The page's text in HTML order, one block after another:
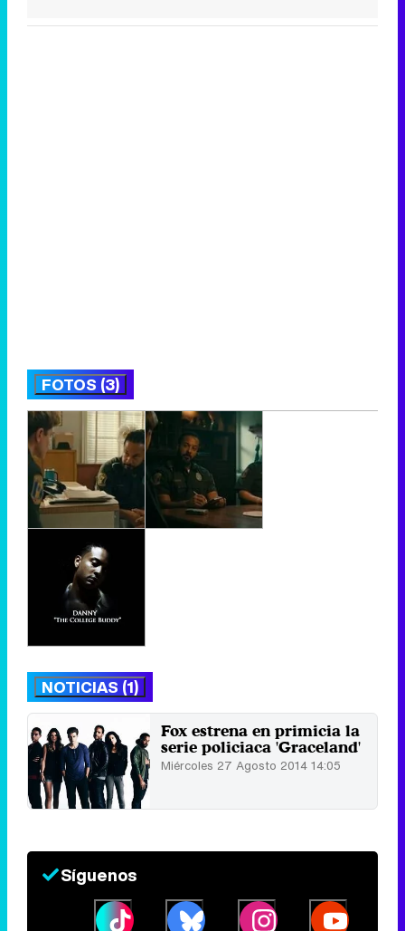
FOTOS (3)
NOTICIAS (1)
Fox estrena en primicia la
serie policiaca 'Graceland'
Miércoles 27 Agosto 2014 14:05
Síguenos